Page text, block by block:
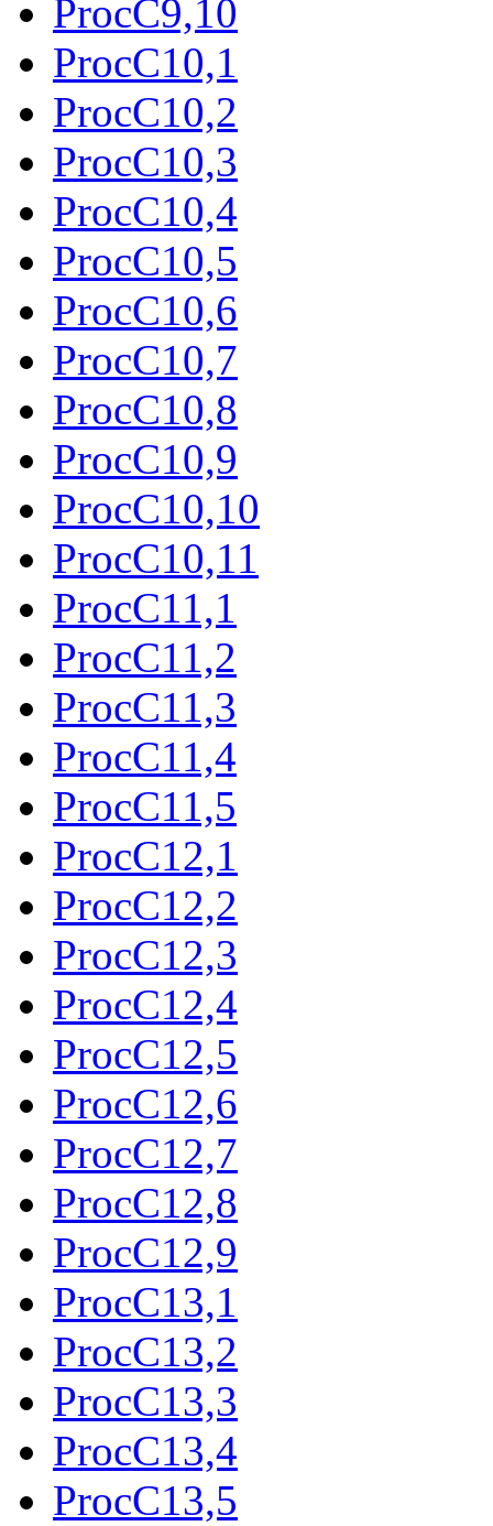
ProcC9,10
ProcC10,1
ProcC10,2
ProcC10,3
ProcC10,4
ProcC10,5
ProcC10,6
ProcC10,7
ProcC10,8
ProcC10,9
ProcC10,10
ProcC10,11
ProcC11,1
ProcC11,2
ProcC11,3
ProcC11,4
ProcC11,5
ProcC12,1
ProcC12,2
ProcC12,3
ProcC12,4
ProcC12,5
ProcC12,6
ProcC12,7
ProcC12,8
ProcC12,9
ProcC13,1
ProcC13,2
ProcC13,3
ProcC13,4
ProcC13,5